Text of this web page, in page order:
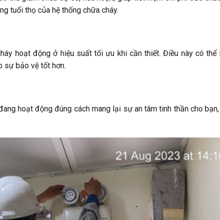
tuổi thọ của hệ thống chữa cháy.
hoạt động ở hiệu suất tối ưu khi cần thiết. Điều này có thể
sự bảo vệ tốt hơn.
hoạt động đúng cách mang lại sự an tâm tinh thần cho